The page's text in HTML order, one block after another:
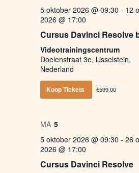
5 oktober 2026 @ 09:30 - 12
2026 @ 17:00
Cursus Davinci Resolve
Videotrainingscentrum
Doelenstraat 3e, IJsselstein,
Nederland
Koop Tickets €599.00
MA 5
5 oktober 2026 @ 09:30 - 26
2026 @ 17:00
Cursus Davinci Resolve